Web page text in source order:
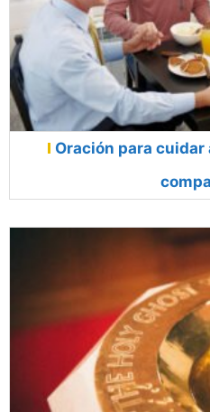
Oración para cuidar